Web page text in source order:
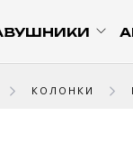
КОЛОНКИ